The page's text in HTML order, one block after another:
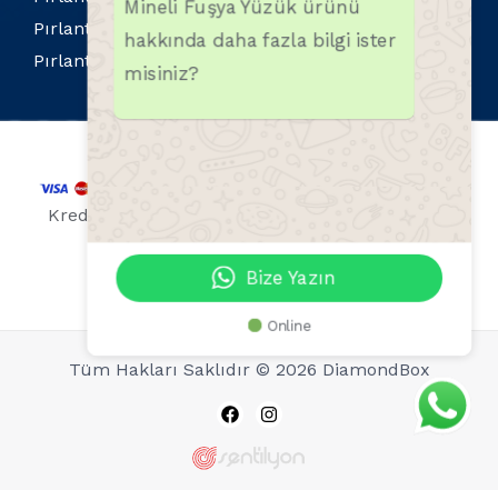
Pırlanta Küpeler
Pırlanta Yüzükler
Kredi kartı bilgileriniz 256 Bit SSL sertifikası ile
korunmaktadır.
Tüm Hakları Saklıdır © 2026 DiamondBox
Mineli Fuşya Yüzük ürünü
hakkında daha fazla bilgi ister
misiniz?
Bize Yazın
Online